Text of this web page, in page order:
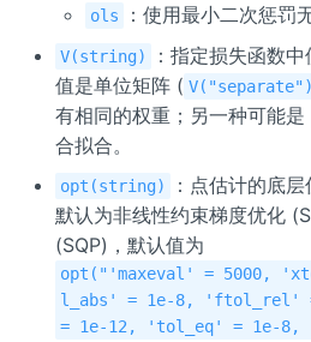
ols ：使用最小二次惩罚
V(string)
：指定损失函数
值是单位矩阵 ( V("separate")
有相同的权重；另一种可能是
合拟合。
opt(string)
：点估计的底
默认为非线性约束梯度优化
(SQP)，默认值为
opt("'maxeval' = 5000,
l_abs' = 1e-8, 'ftol_rel'
= 1e-12, 'tol_eq' = 1e-8,